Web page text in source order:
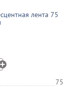
лента 75
75